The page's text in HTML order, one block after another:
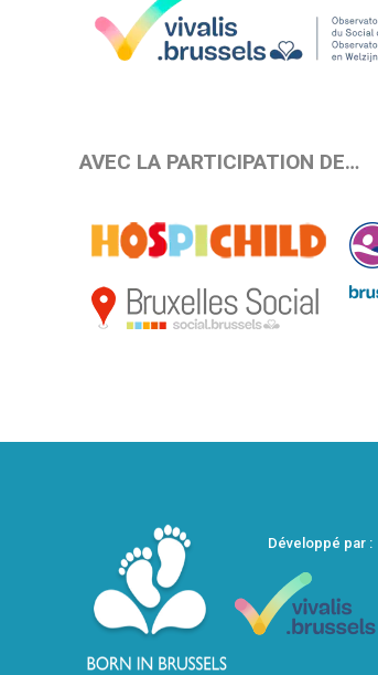
AVEC LA PARTICIPATION DE…
Développé par :